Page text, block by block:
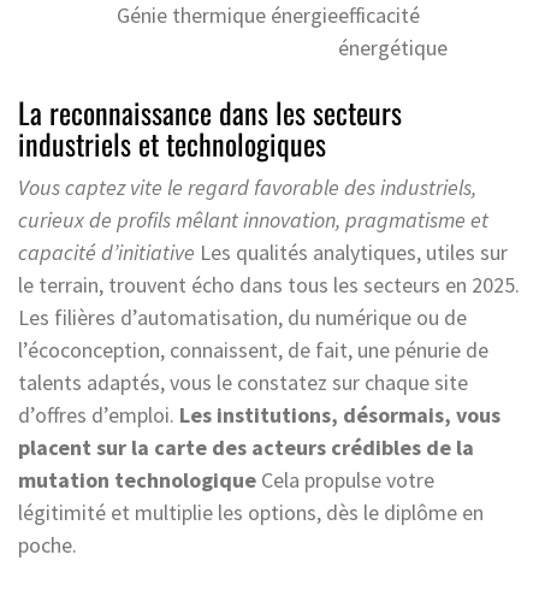
Génie thermique énergieefficacité
énergétique
La reconnaissance dans les secteurs
industriels et technologiques
Vous captez vite le regard favorable des industriels,
curieux de profils mêlant innovation, pragmatisme et
capacité d’initiative Les qualités analytiques, utiles sur
le terrain, trouvent écho dans tous les secteurs en 2025.
Les filières d’automatisation, du numérique ou de
l’écoconception, connaissent, de fait, une pénurie de
talents adaptés, vous le constatez sur chaque site
d’offres d’emploi. Les institutions, désormais, vous
placent sur la carte des acteurs crédibles de la
mutation technologique Cela propulse votre
légitimité et multiplie les options, dès le diplôme en
poche.